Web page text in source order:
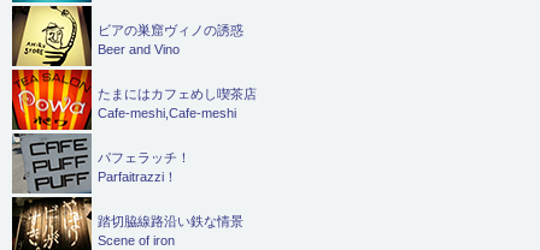
ビアの巣窟ヴィノの誘惑
Beer and Vino
たまにはカフェめし喫茶店
Cafe-meshi,Cafe-meshi
パフェラッチ！
Parfaitrazzi！
踏切脇線路沿い鉄な情景
Scene of iron